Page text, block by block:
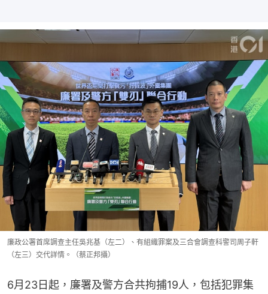
廉政公署首席調查主任吳兆基（左二）、有組織罪案及三合會調查科警司周子軒
（左三）交代詳情。（蔡正邦攝）
6月23日起，廉署及警方合共拘捕19人，包括犯罪集